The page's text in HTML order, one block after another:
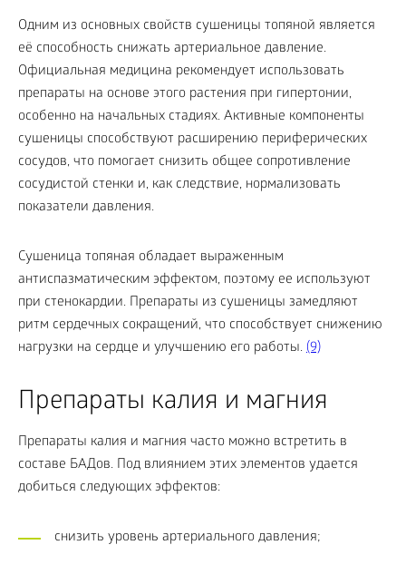
Одним из основных свойств сушеницы топяной является
её способность снижать артериальное давление.
Официальная медицина рекомендует использовать
препараты на основе этого растения при гипертонии,
особенно на начальных стадиях. Активные компоненты
сушеницы способствуют расширению периферических
сосудов, что помогает снизить общее сопротивление
сосудистой стенки и, как следствие, нормализовать
показатели давления.
Сушеница топяная обладает выраженным
антиспазматическим эффектом, поэтому ее используют
при стенокардии. Препараты из сушеницы замедляют
ритм сердечных сокращений, что способствует снижению
нагрузки на сердце и улучшению его работы. (9)
Препараты калия и магния
Препараты калия и магния часто можно встретить в
составе БАДов. Под влиянием этих элементов удается
добиться следующих эффектов:
снизить уровень артериального давления;